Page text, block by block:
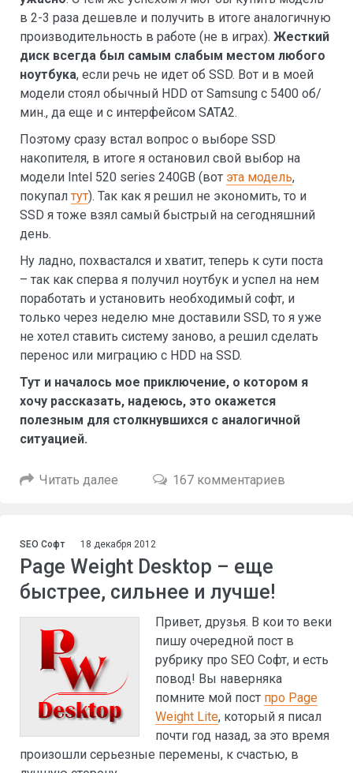
в 2-3 раза дешевле и получить в итоге аналогичную
производительность в работе (не в играх). Жесткий
диск всегда был самым слабым местом любого
ноутбука, если речь не идет об SSD. Вот и в моей
модели стоял обычный HDD от Samsung с 5400 об/
мин., да еще и с интерфейсом SATA2.
Поэтому сразу встал вопрос о выборе SSD
накопителя, в итоге я остановил свой выбор на
модели Intel 520 series 240GB (вот эта модель,
покупал тут). Так как я решил не экономить, то и
SSD я тоже взял самый быстрый на сегодняшний
день.
Ну ладно, похвастался и хватит, теперь к сути поста
– так как сперва я получил ноутбук и успел на нем
поработать и установить необходимый софт, и
только через неделю мне доставили SSD, то я уже
не хотел ставить систему заново, а решил сделать
перенос или миграцию с HDD на SSD.
Тут и началось мое приключение, о котором я
хочу рассказать, надеюсь, это окажется
полезным для столкнувшихся с аналогичной
ситуацией.
Читать далее 167 комментариев
SEO Софт 18 декабря 2012
Page Weight Desktop – еще
быстрее, сильнее и лучше!
Привет, друзья. В кои то веки
пишу очередной пост в
рубрику про SEO Софт, и есть
повод! Вы наверняка
помните мой пост про Page
Weight Lite, который я писал
почти год назад, за это время
произошли серьезные перемены, к счастью, в